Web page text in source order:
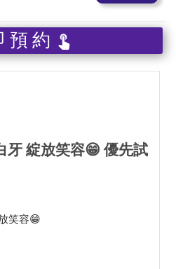
預約
牙 綻放笑容😁 優先試
笑容😁